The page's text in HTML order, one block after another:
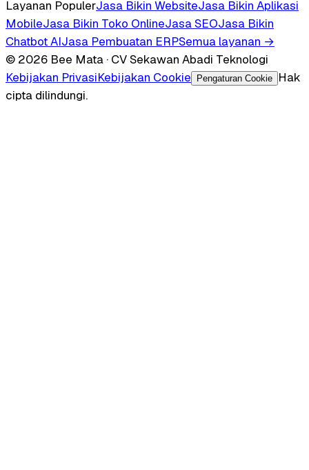
Layanan PopulerJasa Bikin WebsiteJasa Bikin Aplikasi
MobileJasa Bikin Toko OnlineJasa SEOJasa Bikin
Chatbot AIJasa Pembuatan ERPSemua layanan →
© 2026 Bee Mata · CV Sekawan Abadi Teknologi
Kebijakan PrivasiKebijakan Cookie Pengaturan Cookie
Hak
cipta dilindungi.